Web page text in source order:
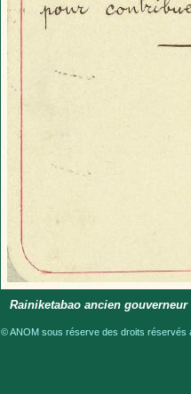
Rainiketabao ancien
© ANOM sous réserve des droits réservés